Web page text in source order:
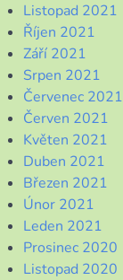
Listopad 2021
Říjen 2021
Září 2021
Srpen 2021
Červenec 2021
Červen 2021
Květen 2021
Duben 2021
Březen 2021
Únor 2021
Leden 2021
Prosinec 2020
Listopad 2020